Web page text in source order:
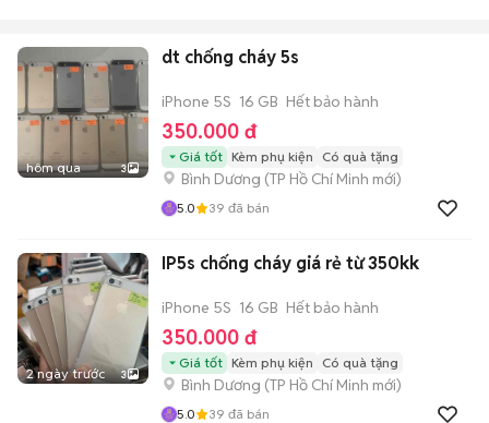
hôm qua 3
dt chống cháy 5s
iPhone 5S 16 GB Hết bảo hành
350.000 đ
Giá tốt Kèm phụ kiện Có quà tặng
Bình Dương (TP Hồ Chí Minh mới)
5.0 39 đã bán
2 ngày trước 3
IP5s chống cháy giá rẻ từ 350kk
iPhone 5S 16 GB Hết bảo hành
350.000 đ
Giá tốt Kèm phụ kiện Có quà tặng
Bình Dương (TP Hồ Chí Minh mới)
5.0 39 đã bán